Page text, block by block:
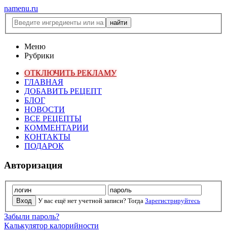
namenu.ru
Меню
Рубрики
ОТКЛЮЧИТЬ РЕКЛАМУ
ГЛАВНАЯ
ДОБАВИТЬ РЕЦЕПТ
БЛОГ
НОВОСТИ
ВСЕ РЕЦЕПТЫ
КОММЕНТАРИИ
КОНТАКТЫ
ПОДАРОК
Авторизация
У вас ещё нет учетной записи? Тогда Зарегистрируйтесь
Забыли пароль?
Калькулятор калорийности